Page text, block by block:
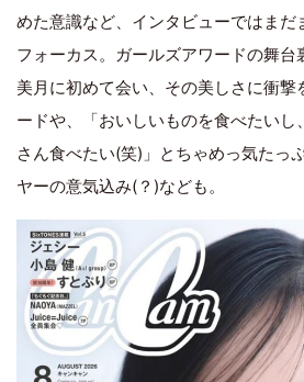
めた意識など、インタビューではまだ
フォーカス。ガールズアワードの舞台
美月に初めて会い、その美しさに衝撃
ードや、「おいしいものを食べたいし
さん食べたい(笑)」とちゃめっ気たっ
ヤーの意気込み(？)なども。